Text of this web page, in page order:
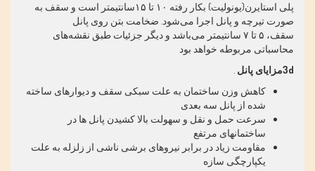
پلی استایرن{یونولیت} بکار رفته ۱۰ تا ۱۵سانتیمتر است و سقف به
صورت تیرچه و پانل اجرا می‌شود. ضخامت بتن روی پانل
سقف، ۵تا ۷ سانتیمتر می‌باشد و دیگر جزئیات طبق نقشه‌های
محاسباتی مربوطه خواهد بود
3dمزایای پانل
کاهش وزن ساختمان به علت سبکی سقف و دیوارهای ساخته
شده از پانل سه بعدی
سرعت حمل و نقل و سهولت بالا کشیدن پانل ها در
ساختمانهای مرتفع
مقاومت زیاد در برابر نیروهای برشی ناشی از زلزله به علت
یکپارچگی سازه